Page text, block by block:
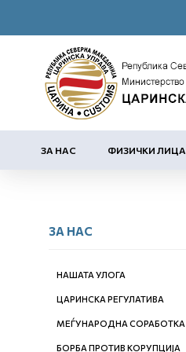
ЗА НАС ФИЗИЧКИ ЛИЦА
ЗА НАС
НАШАТА УЛОГА
ЦАРИНСКА РЕГУЛАТИВА
МЕЃУНАРОДНА СОРАБОТКА
БОРБА ПРОТИВ КОРУПЦИЈА